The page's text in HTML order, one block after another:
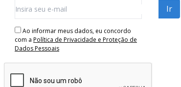
Ao informar meus dados, eu concordo
com a Política de Privacidade e Proteção de
Dados Pessoais